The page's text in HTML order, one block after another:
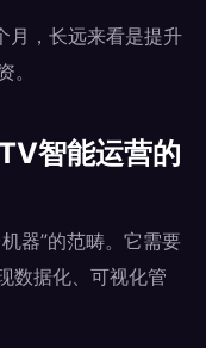
月，长远来看是提升
。
智能运营的
器”的范畴。它需要
数据化、可视化管